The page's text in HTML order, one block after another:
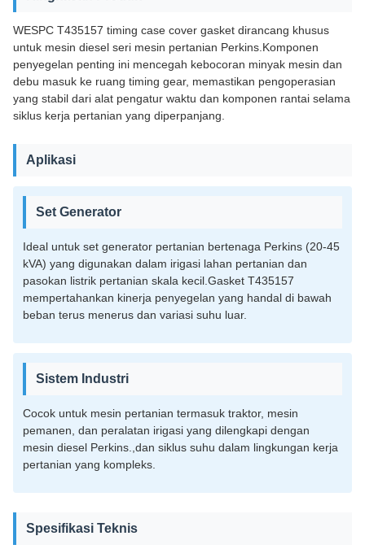
WESPC T435157 timing case cover gasket dirancang khusus
untuk mesin diesel seri mesin pertanian Perkins.Komponen
penyegelan penting ini mencegah kebocoran minyak mesin dan
debu masuk ke ruang timing gear, memastikan pengoperasian
yang stabil dari alat pengatur waktu dan komponen rantai selama
siklus kerja pertanian yang diperpanjang.
Aplikasi
Set Generator
Ideal untuk set generator pertanian bertenaga Perkins (20-45
kVA) yang digunakan dalam irigasi lahan pertanian dan
pasokan listrik pertanian skala kecil.Gasket T435157
mempertahankan kinerja penyegelan yang handal di bawah
beban terus menerus dan variasi suhu luar.
Sistem Industri
Cocok untuk mesin pertanian termasuk traktor, mesin
pemanen, dan peralatan irigasi yang dilengkapi dengan
mesin diesel Perkins.,dan siklus suhu dalam lingkungan kerja
pertanian yang kompleks.
Spesifikasi Teknis